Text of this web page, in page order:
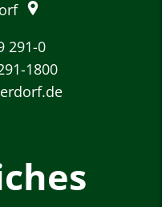
291-0
1800